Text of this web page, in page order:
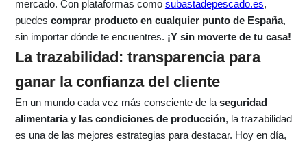
mercado. Con plataformas como subastadepescado.es,
puedes comprar producto en cualquier punto de España,
sin importar dónde te encuentres. ¡Y sin moverte de tu casa!
La trazabilidad: transparencia para
ganar la confianza del cliente
En un mundo cada vez más consciente de la seguridad
alimentaria y las condiciones de producción, la trazabilidad
es una de las mejores estrategias para destacar. Hoy en día,